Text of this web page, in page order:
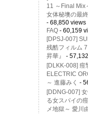
11 ～Final Mix
女体秘墺の最
- 68,850 views
FAQ- 60,159
[DPSJ-007]
残酷フィルム
昇華』
-
[DLKK-008] 痙
ELECTRIC
～ 進藤みく -
[DDNG-007]
る女スパイの
メ地獄～ 愛川